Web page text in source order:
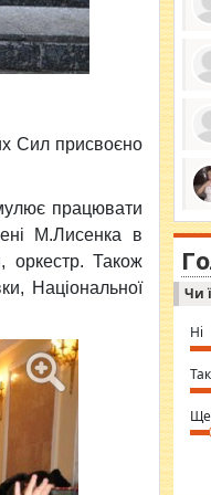
Сил присвоєно
працювати
М.Лисенка в
оркестр. Також
Національної
за
ми
in
⇒
Чи
Ні
Так
Ще